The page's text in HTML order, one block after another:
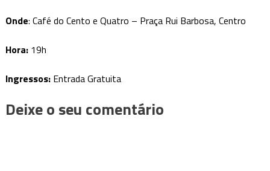
Onde: Café do Cento e Quatro – Praça Rui Barbosa, Centro
Hora:19h
Ingressos: Entrada Gratuita
Deixe o seu comentário